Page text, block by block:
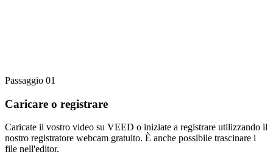
Passaggio 01
Caricare o registrare
Caricate il vostro video su VEED o iniziate a registrare utilizzando il
nostro registratore webcam gratuito. È anche possibile trascinare i
file nell'editor.